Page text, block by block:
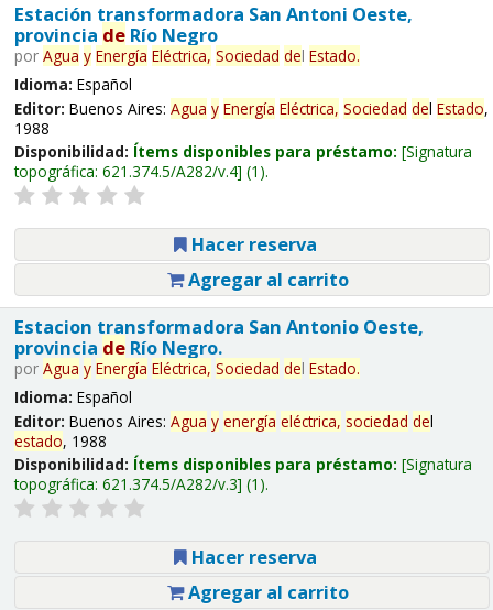
Estación transformadora San Antoni Oeste,
provincia deRío Negro
por Agua y Energía Eléctrica, Sociedad del Estado.
Idioma: Español
Editor: Buenos Aires: Agua y Energía Eléctrica, Sociedad del Estado,
1988
Disponibilidad: Ítems disponibles para préstamo: Signatura
topográfica: 621.374.5/A282/v.4 (1).
Hacer reserva
Agregar al carrito
Estacion transformadora San Antonio Oeste,
provincia deRío Negro.
por Agua y Energía Eléctrica, Sociedad del Estado.
Idioma: Español
Editor: Buenos Aires: Agua y energía eléctrica, sociedad del
estado, 1988
Disponibilidad: Ítems disponibles para préstamo: Signatura
topográfica: 621.374.5/A282/v.3 (1).
Hacer reserva
Agregar al carrito